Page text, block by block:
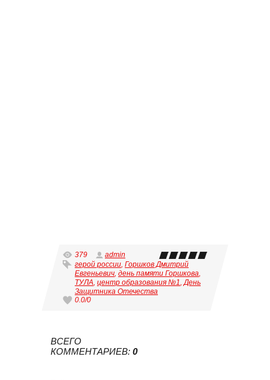
379
admin
герой россии, Горшков Дмитрий
Евгеньевич, день памяти Горшкова,
ТУЛА, центр образования №1,День
Защитника Отечества
0.0/0
ВСЕГО
КОММЕНТАРИЕВ: 0